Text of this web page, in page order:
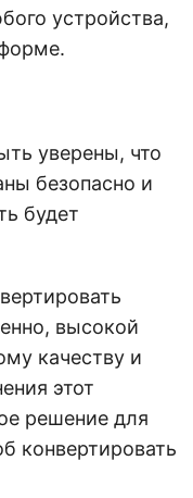
устройства,
уверены, что
безопасно и
будет
высокой
качеству и
этот
решение для
конвертировать